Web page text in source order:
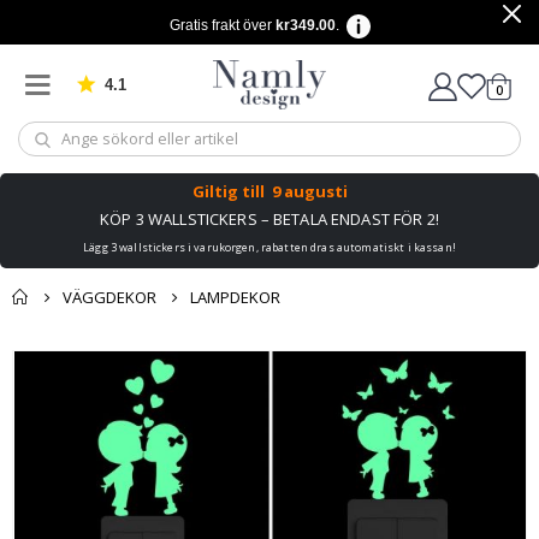
Gratis frakt över kr349.00.
4.1 Baserat på 1032 betyg 0
Giltig till 9 augusti
KÖP 3 WALLSTICKERS – BETALA ENDAST FÖR 2!
Lägg 3 wallstickers i varukorgen, rabatten dras automatiskt i kassan!
VÄGGDEKOR LAMPDEKOR
Du kanske också
gillar detta ✔
Till kassan